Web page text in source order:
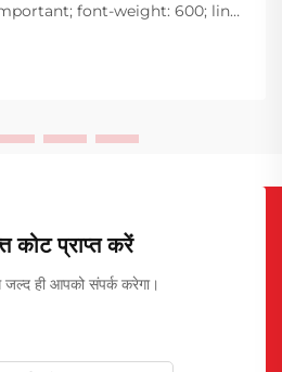
font-weight: 600; line-
size: 20px !important; font-
कोट प्राप्त करें
जल्द ही आपको संपर्क करेगा।